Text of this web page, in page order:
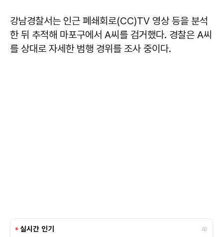
강남경찰서는 인근 폐쇄회로(CC)TV 영상 등을 분석
한 뒤 추적해 마포구에서 A씨를 검거했다. 경찰은 A씨
를 상대로 자세한 범행 경위를 조사 중이다.